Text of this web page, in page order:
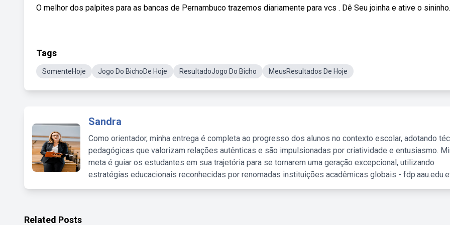
O melhor dos palpites para as bancas de Pernambuco trazemos diariamente para vcs . Dê Seu joinha e ative o sininho.
Tags
SomenteHoje Jogo Do BichoDe Hoje ResultadoJogo Do Bicho MeusResultados De Hoje
Sandra
Como orientador, minha entrega é completa ao progresso dos alunos no contexto escolar, adotando
pedagógicas que valorizam relações autênticas e são impulsionadas por criatividade e entusiasmo.
meta é guiar os estudantes em sua trajetória para se tornarem uma geração excepcional, utilizando
estratégias educacionais reconhecidas por renomadas instituições acadêmicas globais -
Related Posts